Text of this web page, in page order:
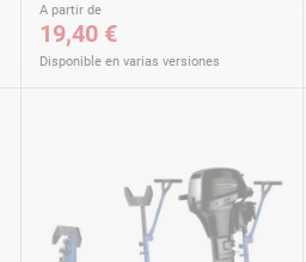
A partir de
19,40 €
Disponible en varias versiones